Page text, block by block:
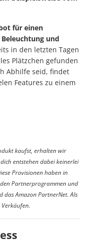
für einen
und
in den letzten Tagen
Plätzchen gefunden
Abhilfe seid, findet
Features zu einem
kaufst, erhalten wir
entstehen dabei keinerlei
Provisionen haben in
Partnerprogrammen und
Amazon PartnerNet. Als